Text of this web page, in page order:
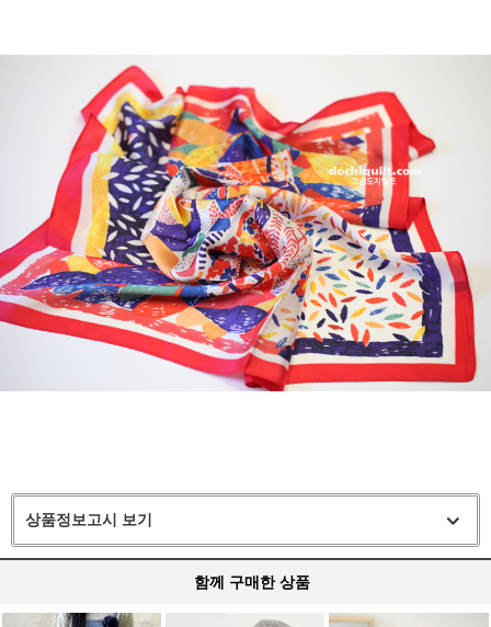
상품정보고시 보기
함께 구매한 상품